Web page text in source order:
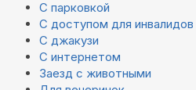
С парковкой
С доступом для инвалидов
С джакузи
С интернетом
Заезд с животными